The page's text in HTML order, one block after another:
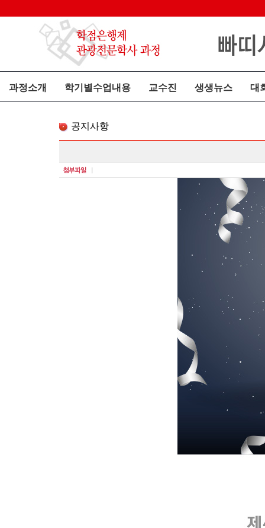
과정소개 학기별수업내용 교수진 생생뉴스 대
공지사항